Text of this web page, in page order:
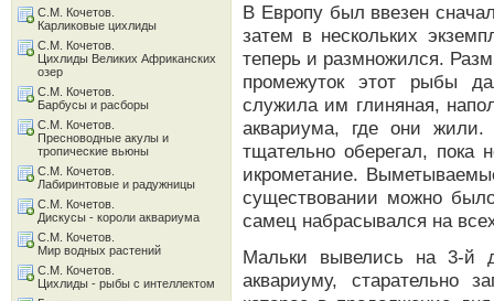
В Европу был ввезен
затем в нескольких
теперь и размножился.
промежуток этот рыбы
служила им глиняная,
аквариума, где они
тщательно оберегал, пока
икрометание.
существовании можно
самец набрасывался на
Мальки вывелись на 3-й
аквариуму, старательно
С.М. Кочетов.
Карликовые цихлиды
С.М. Кочетов.
Цихлиды Великих Африканских
озер
С.М. Кочетов.
Барбусы и расборы
С.М. Кочетов.
Пресноводные акулы и
тропические вьюны
С.М. Кочетов.
Лабиринтовые и радужницы
С.М. Кочетов.
Дискусы - короли аквариума
С.М. Кочетов.
Мир водных растений
С.М. Кочетов.
Цихлиды - рыбы с интеллектом